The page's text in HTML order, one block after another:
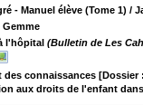
- Manuel élève (Tome 1) /
Gemme
l'hôpital (Bulletin de Les
connaissances
aux droits de l'enfant